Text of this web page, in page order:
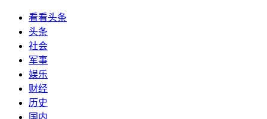
看看头条
头条
社会
军事
娱乐
财经
历史
国内